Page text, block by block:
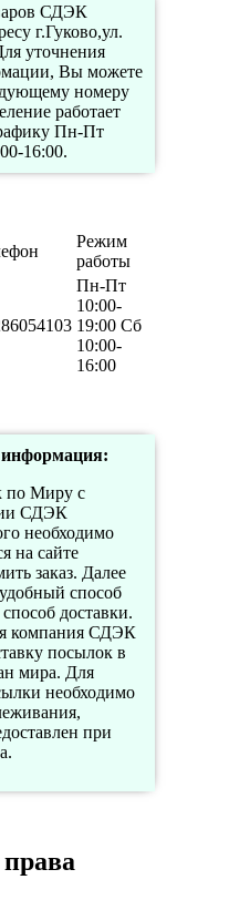
СДЭК
г.Гуково,ул.
уточнения
Вы можете
номеру
работает
Пн-Пт
16:00.
Режим
работы
Пн-Пт
10:00-
19:00 Сб
10:00-
16:00
информация:
по Миру с
СДЭК
необходимо
на сайте
заказ. Далее
способ
доставки.
компания СДЭК
посылок в
мира. Для
необходимо
при